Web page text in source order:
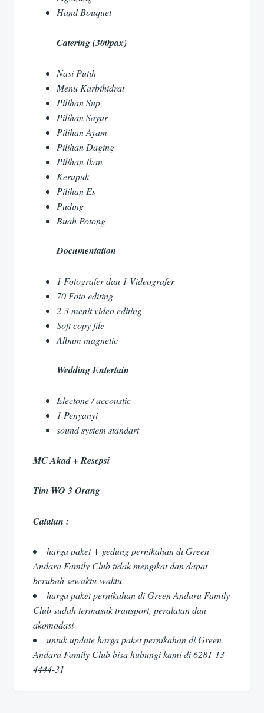
Hand Bouquet
Catering (300pax)
Nasi Putih
Menu Karbihidrat
Pilihan Sup
Pilihan Sayur
Pilihan Ayam
Pilihan Daging
Pilihan Ikan
Kerupuk
Pilihan Es
Puding
Buah Potong
Documentation
1 Fotografer dan 1 Videografer
70 Foto editing
2-3 menit video editing
Soft copy file
Album magnetic
Wedding Entertain
Electone / accoustic
1 Penyanyi
sound system standart
MC Akad + Resepsi
Tim WO 3 Orang
Catatan :
harga paket + gedung pernikahan di Green
Andara Family Club tidak mengikat dan dapat
berubah sewaktu-waktu
harga paket pernikahan di Green Andara Family
Club sudah termasuk transport, peralatan dan
akomodasi
untuk update harga paket pernikahan di Green
Andara Family Club bisa hubungi kami di 6281-13-
4444-31